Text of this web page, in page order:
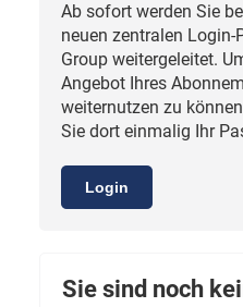
Ab sofort werden Sie
neuen zentralen
Group weitergeleitet.
Angebot Ihres
weiternutzen zu
Sie dort einmalig Ihr
Login
Sie sind noch